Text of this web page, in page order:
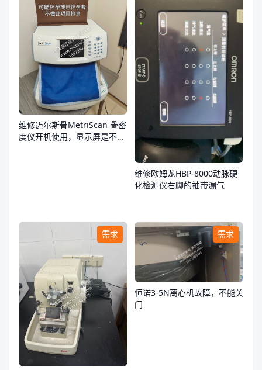
维修迈尔斯骨MetriScan 骨密
度仪开机使用，显示屏是不
维修欧姆龙HBP-8000动脉硬
化检测仪右脚的袖带漏气
需求 需求
恒诺3-5N离心机故障，不能关
门